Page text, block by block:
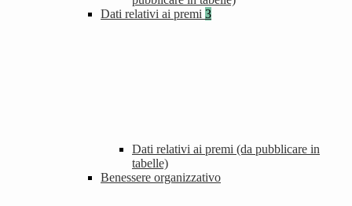
Dati relativi ai premi 3
Dati relativi ai premi (da pubblicare in
tabelle)
Benessere organizzativo